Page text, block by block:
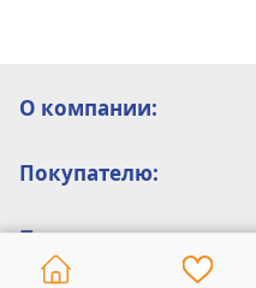
О компании:
Покупателю:
Помощь: